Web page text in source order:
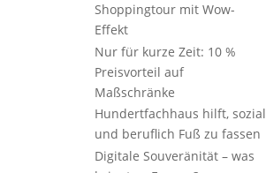
Shoppingtour mit Wow-
Effekt
Nur für kurze Zeit: 10 %
Preisvorteil auf
Maßschränke
Hundertfachhaus hilft, sozial
und beruflich Fuß zu fassen
Digitale Souveränität – was